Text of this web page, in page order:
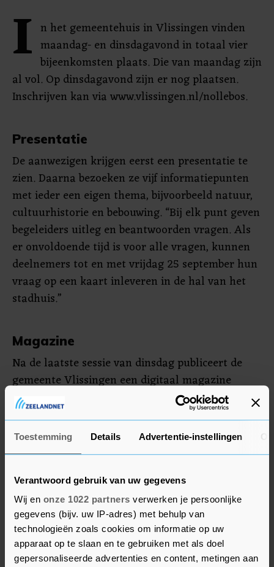
Toestemming Details Advertentie-instellingen
Verantwoord gebruik van uw gegevens
Wij en onze 1022 partners verwerken je persoonlijke
gegevens (bijv. uw IP-adres) met behulp van
technologieën zoals cookies om informatie op uw
apparaat op te slaan en te gebruiken met als doel
gepersonaliseerde advertenties en content, metingen aan
I n het gemeentehuis in Vlissingen vinden
maandag- en dinsdagavond in totaal vier
bijeenkomsten plaats. Die van maandag zijn
al vol. Op dinsdagavond zijn er nog plaatsen.
Inschrijven kan via www.vlissingen.nl/nollebos.
Presentatie
De aanwezigen krijgen eerst een presentatie te
zien. Daarna bezoeken ze vijf informatiepunten
met ieder een eigen thema, bijvoorbeeld natuur,
cultuurhistorie en bebouwing. “Bij elk punt geven
begeleiders uitleg en beantwoorden vragen. Als
er onvoldoende tijd is voor alle vragen, kunnen
deelnemers tot en met vrijdag 25 september hun
vraag op een kaart inleveren in de hal van het
stadhuis.”
Magazine
Na de laatste sessie van dinsdag publiceert de
gemeente Vlissingen een digitaal magazine
waarin alles te lezen is. Tot maandag 28
september kunnen mensen vragen mailen naar
nollebos@vlissingen.nl
Inschrijven
Kijk voor meer informatie op
www.vlissingen.nl/nollebos.